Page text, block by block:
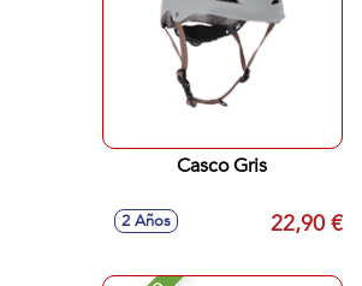
Casco Gris
2 Años 22,90 €